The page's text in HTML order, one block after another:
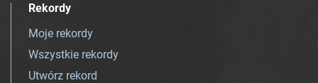
Rekordy
Moje rekordy
Wszystkie rekordy
Utwórz rekord